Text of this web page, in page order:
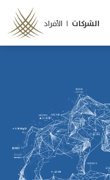
الأفراد | الشركات